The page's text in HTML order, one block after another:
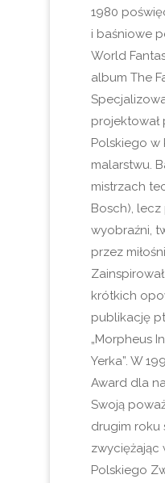
1980
i baśniowe
World
album The
projektował
Polskiego w
malarstwu.
mistrzach
Bosch), lecz
wyobraźni,
przez
krótkich
publikację
„Morpheus
Yerka”. W
Award dla
Swoją
drugim roku
zwyciężając
Polskiego